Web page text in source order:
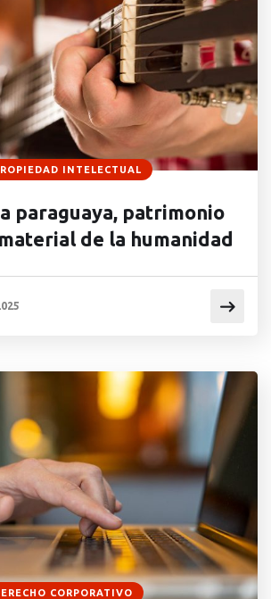
INTELECTUAL
paraguaya, patrimonio
de la humanidad
CORPORATIVO